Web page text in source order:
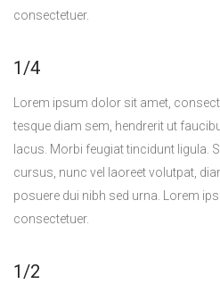
consectetuer.
1/4
Lorem ipsum dolor sit amet,
tesque diam sem, hendrerit ut
lacus. Morbi feugiat tincidunt ligula.
cursus, nunc vel laoreet volutpat,
posuere dui nibh sed urna. Lorem
consectetuer.
1/2